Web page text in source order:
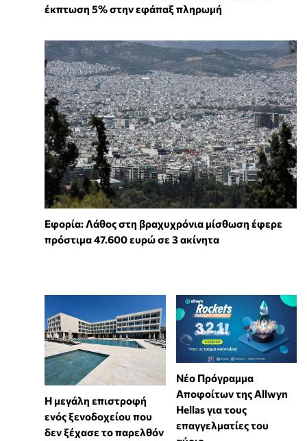
έκπτωση 5% στην εφάπαξ πληρωμή
Εφορία: Λάθος στη βραχυχρόνια μίσθωση έφερε
πρόστιμα 47.600 ευρώ σε 3 ακίνητα
Η μεγάλη επιστροφή
ενός ξενοδοχείου που
δεν ξέχασε το παρελθόν
Νέο Πρόγραμμα
Αποφοίτων της Allwyn
Hellas για τους
επαγγελματίες του